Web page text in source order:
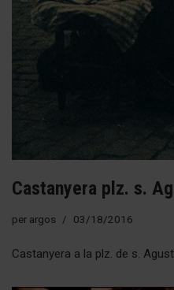
Castanyera plz. s.
per argos 03/18/2016
Castanyera a la plz. de s.